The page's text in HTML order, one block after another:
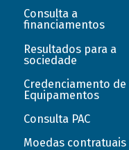
Consulta a
financiamentos
Resultados para a
sociedade
Credenciamento de
Equipamentos
Consulta PAC
Moedas contratuais